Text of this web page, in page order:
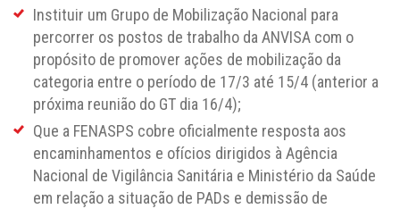
Instituir um Grupo de Mobilização Nacional para
percorrer os postos de trabalho da ANVISA com o
propósito de promover ações de mobilização da
categoria entre o período de 17/3 até 15/4 (anterior a
próxima reunião do GT dia 16/4);
Que a FENASPS cobre oficialmente resposta aos
encaminhamentos e ofícios dirigidos à Agência
Nacional de Vigilância Sanitária e Ministério da Saúde
em relação a situação de PADs e demissão de